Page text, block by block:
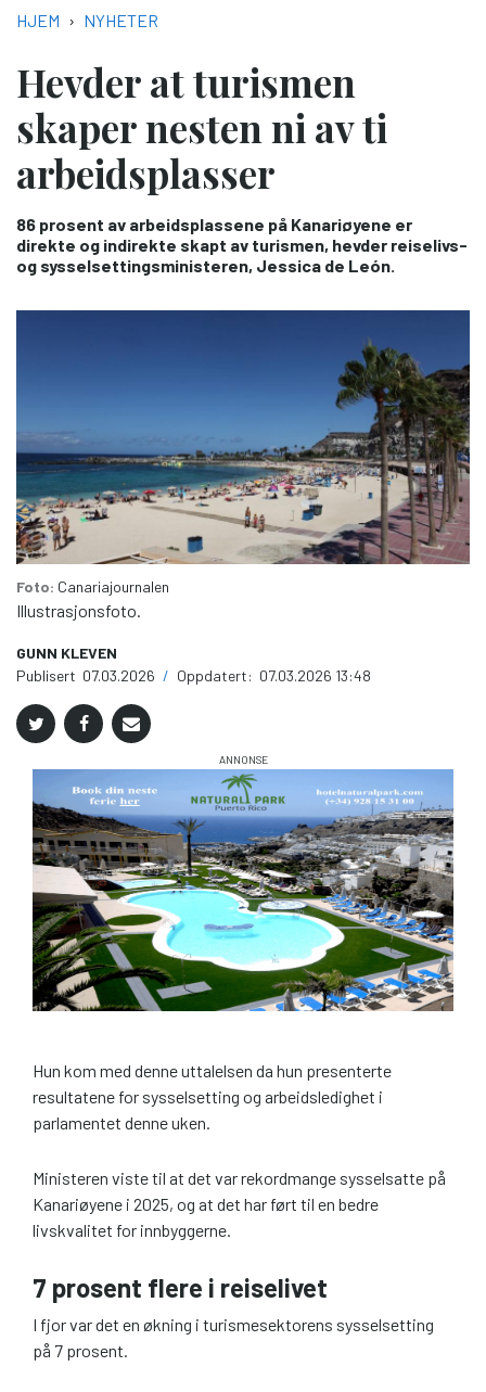
NAVIGASJONSSTI
HJEM NYHETER
Hevder at turismen
skaper nesten ni av ti
arbeidsplasser
86 prosent av arbeidsplassene på Kanariøyene er
direkte og indirekte skapt av turismen, hevder reiselivs-
og sysselsettingsministeren, Jessica de León.
Foto: Canariajournalen
Illustrasjonsfoto.
GUNN KLEVEN
Publisert 07.03.2026 / Oppdatert: 07.03.2026 13:48
Hun kom med denne uttalelsen da hun presenterte
resultatene for sysselsetting og arbeidsledighet i
parlamentet denne uken.
Ministeren viste til at det var rekordmange sysselsatte på
Kanariøyene i 2025, og at det har ført til en bedre
livskvalitet for innbyggerne.
7 prosent flere i reiselivet
I fjor var det en økning i turismesektorens sysselsetting
på 7 prosent.